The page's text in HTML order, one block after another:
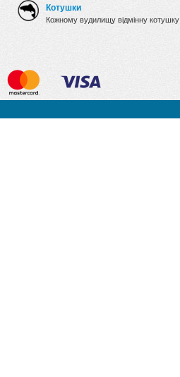
Котушки
Кожному вудилищу відмінну котушку